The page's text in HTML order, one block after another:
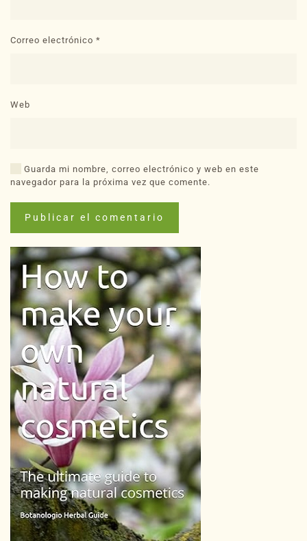
Correo electrónico *
Web
Guarda mi nombre, correo electrónico y web en este
navegador para la próxima vez que comente.
Publicar el comentario